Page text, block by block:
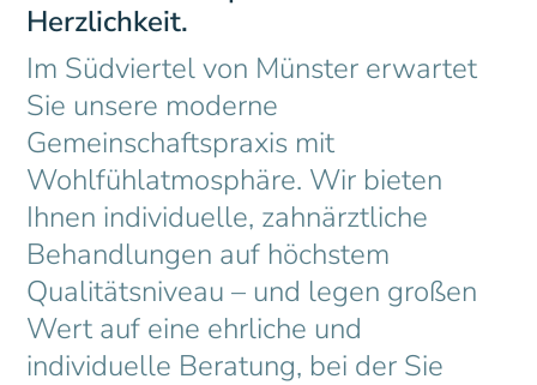
Herzlichkeit.
Im Südviertel von Münster erwartet
Sie unsere moderne
Gemeinschaftspraxis mit
Wohlfühlatmosphäre. Wir bieten
Ihnen individuelle, zahnärztliche
Behandlungen auf höchstem
Qualitätsniveau – und legen großen
Wert auf eine ehrliche und
individuelle Beratung, bei der Sie